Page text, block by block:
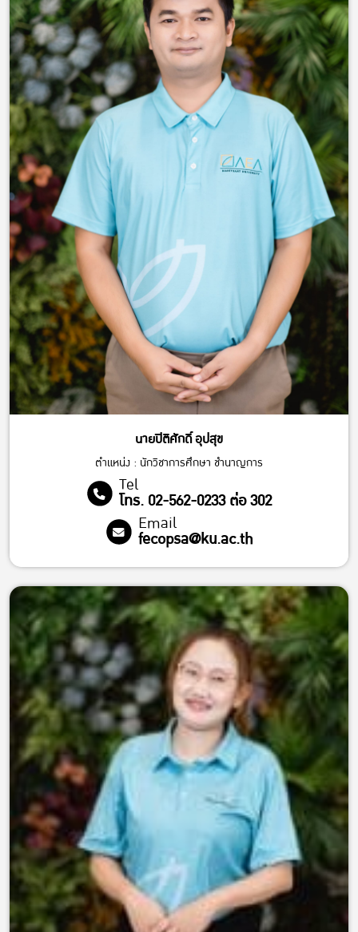
นายปิติศักดิ์ อุปสุข
ตำแหน่ง : นักวิชาการศึกษา ชำนาญการ
Tel
โทร. 02-562-0233 ต่อ 302
Email
fecopsa@ku.ac.th